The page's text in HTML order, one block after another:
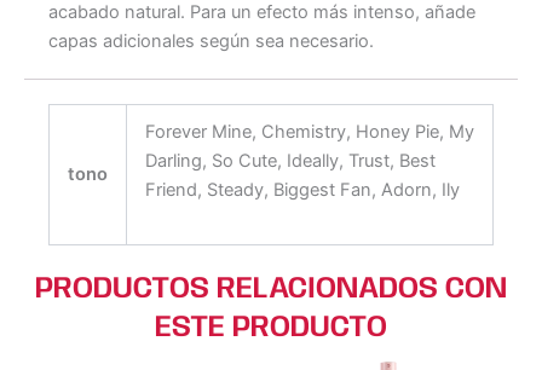
acabado natural. Para un efecto más intenso, añade
capas adicionales según sea necesario.
tono
Forever Mine, Chemistry, Honey Pie, My
Darling, So Cute, Ideally, Trust, Best
Friend, Steady, Biggest Fan, Adorn, Ily
PRODUCTOS RELACIONADOS CON
ESTE PRODUCTO